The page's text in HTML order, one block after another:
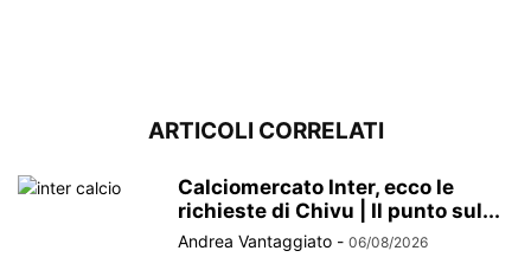
ARTICOLI CORRELATI
Calciomercato Inter, ecco le
richieste di Chivu | Il punto sul...
Andrea Vantaggiato - 06/08/2026